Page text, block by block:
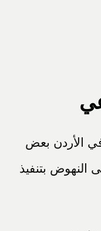
الأردن بعض
النهوض بتنفيذ